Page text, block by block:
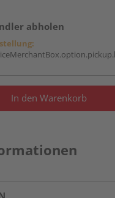
abholen
In den Warenkorb